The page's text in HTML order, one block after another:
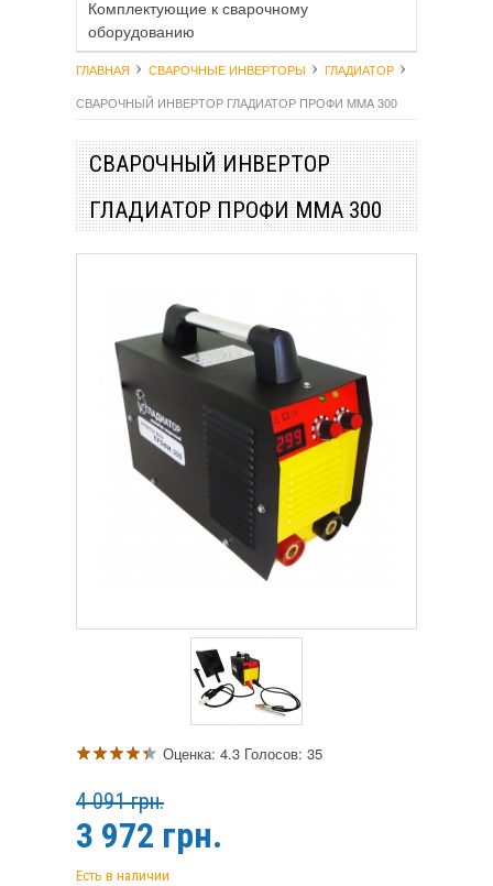
Комплектующие к сварочному
оборудованию
ГЛАВНАЯ СВАРОЧНЫЕ ИНВЕРТОРЫ
ГЛАДИАТОР
СВАРОЧНЫЙ ИНВЕРТОР ГЛАДИАТОР ПРОФИ MMA 300
СВАРОЧНЫЙ ИНВЕРТОР
ГЛАДИАТОР ПРОФИ MMA 300
Оценка: 4.3 Голосов: 35
4 091 грн.
3 972 грн.
Есть в наличии